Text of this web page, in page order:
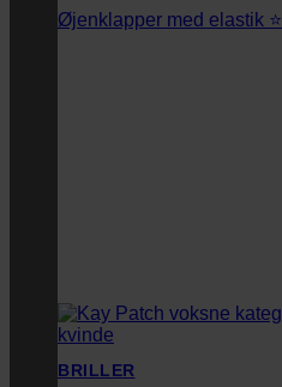
Øjenklapper med elastik ⭐
BRILLER